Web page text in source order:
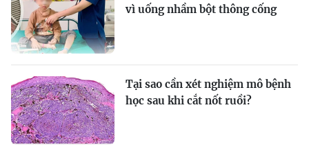
vì uống nhầm bột thông cống
Tại sao cần xét nghiệm mô bệnh
học sau khi cắt nốt ruồi?